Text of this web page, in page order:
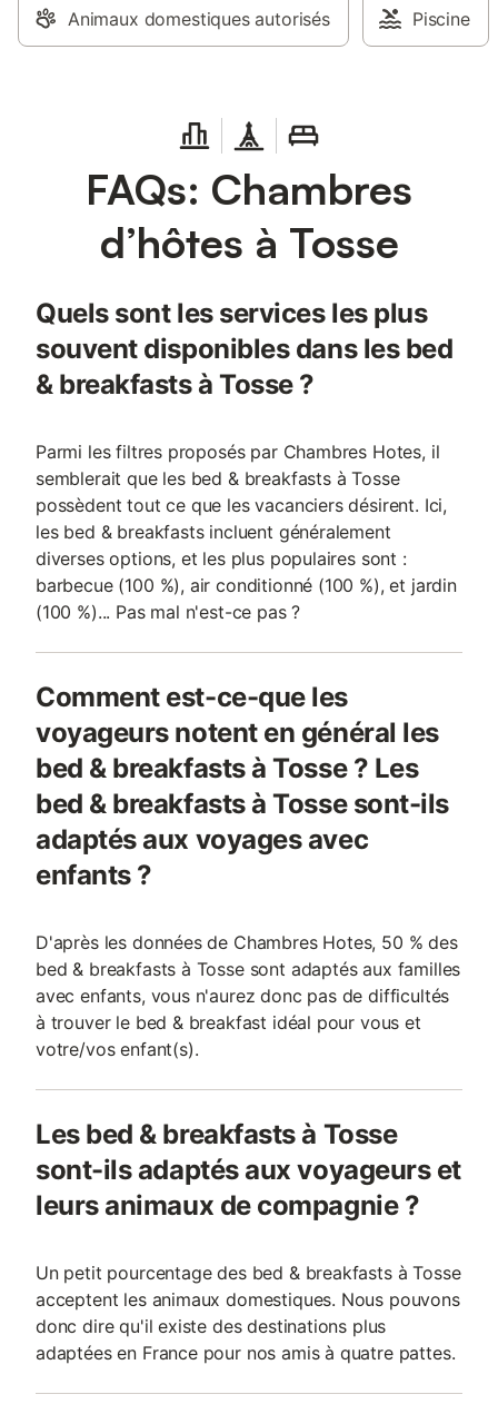
Animaux domestiques autorisés Piscine
FAQs: Chambres
d’hôtes à Tosse
Quels sont les services les plus
souvent disponibles dans les bed
& breakfasts à Tosse ?
Parmi les filtres proposés par Chambres Hotes, il
semblerait que les bed & breakfasts à Tosse
possèdent tout ce que les vacanciers désirent. Ici,
les bed & breakfasts incluent généralement
diverses options, et les plus populaires sont :
barbecue (100 %), air conditionné (100 %), et jardin
(100 %)... Pas mal n'est-ce pas ?
Comment est-ce-que les
voyageurs notent en général les
bed & breakfasts à Tosse ? Les
bed & breakfasts à Tosse sont-ils
adaptés aux voyages avec
enfants ?
D'après les données de Chambres Hotes, 50 % des
bed & breakfasts à Tosse sont adaptés aux familles
avec enfants, vous n'aurez donc pas de difficultés
à trouver le bed & breakfast idéal pour vous et
votre/vos enfant(s).
Les bed & breakfasts à Tosse
sont-ils adaptés aux voyageurs et
leurs animaux de compagnie ?
Un petit pourcentage des bed & breakfasts à Tosse
acceptent les animaux domestiques. Nous pouvons
donc dire qu'il existe des destinations plus
adaptées en France pour nos amis à quatre pattes.